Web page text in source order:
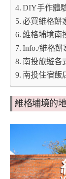
DIY手作體
必買維格餅
維格埔境南
Info./維格餅
南投旅遊各
南投住宿飯
維格埔境的